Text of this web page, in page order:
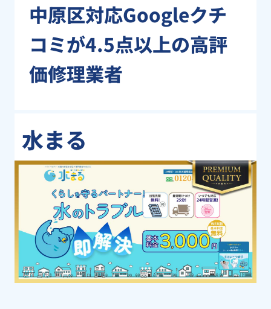
中原区対応Googleクチ
コミが4.5点以上の高評
価修理業者
水まる